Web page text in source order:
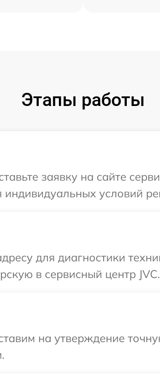
Этапы работы
заявку на сайте
условий
для диагностики
в сервисный центр JVC.
на утверждение